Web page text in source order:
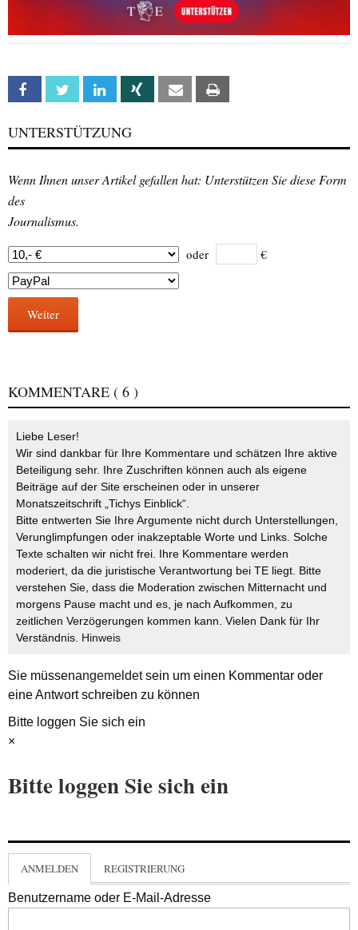
Facebook Twitter Linkedin Xing Email
UNTERSTÜTZUNG
Wenn Ihnen unser Artikel gefallen hat: Unterstützen Sie diese Form
des
Journalismus.
oder €
Weiter
KOMMENTARE ( 6 )
Liebe Leser!
Wir sind dankbar für Ihre Kommentare und schätzen Ihre aktive
Beteiligung sehr. Ihre Zuschriften können auch als eigene
Beiträge auf der Site erscheinen oder in unserer
Monatszeitschrift „Tichys Einblick“.
Bitte entwerten Sie Ihre Argumente nicht durch Unterstellungen,
Verunglimpfungen oder inakzeptable Worte und Links. Solche
Texte schalten wir nicht frei. Ihre Kommentare werden
moderiert, da die juristische Verantwortung bei TE liegt. Bitte
verstehen Sie, dass die Moderation zwischen Mitternacht und
morgens Pause macht und es, je nach Aufkommen, zu
zeitlichen Verzögerungen kommen kann. Vielen Dank für Ihr
Verständnis. Hinweis
Sie müssenangemeldetsein um einen Kommentar oder
eine Antwort schreiben zu können
Bitte loggen Sie sich ein
×
Bitte loggen Sie sich ein
ANMELDEN REGISTRIERUNG
Benutzername oder E-Mail-Adresse